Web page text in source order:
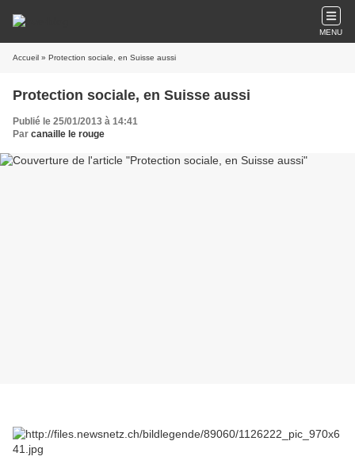
MENU
Accueil » Protection sociale, en Suisse aussi
Protection sociale, en Suisse aussi
Publié le 25/01/2013 à 14:41
Par canaille le rouge